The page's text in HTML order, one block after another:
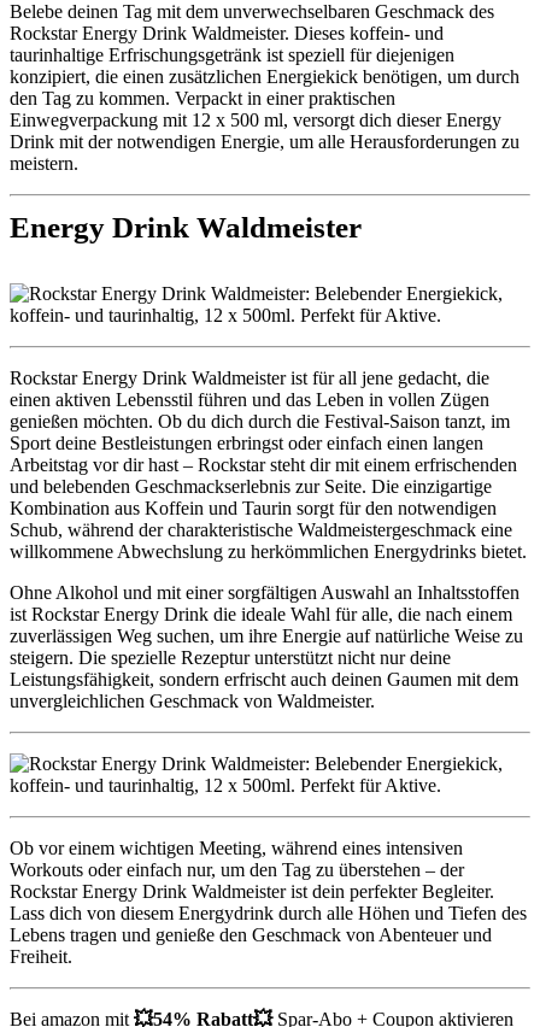
Belebe deinen Tag mit dem unverwechselbaren Geschmack des
Rockstar Energy Drink Waldmeister. Dieses koffein- und
taurinhaltige Erfrischungsgetränk ist speziell für diejenigen
konzipiert, die einen zusätzlichen Energiekick benötigen, um durch
den Tag zu kommen. Verpackt in einer praktischen
Einwegverpackung mit 12 x 500 ml, versorgt dich dieser Energy
Drink mit der notwendigen Energie, um alle Herausforderungen zu
meistern.
Energy Drink Waldmeister
Rockstar Energy Drink Waldmeister ist für all jene gedacht, die
einen aktiven Lebensstil führen und das Leben in vollen Zügen
genießen möchten. Ob du dich durch die Festival-Saison tanzt, im
Sport deine Bestleistungen erbringst oder einfach einen langen
Arbeitstag vor dir hast – Rockstar steht dir mit einem erfrischenden
und belebenden Geschmackserlebnis zur Seite. Die einzigartige
Kombination aus Koffein und Taurin sorgt für den notwendigen
Schub, während der charakteristische Waldmeistergeschmack eine
willkommene Abwechslung zu herkömmlichen Energydrinks bietet.
Ohne Alkohol und mit einer sorgfältigen Auswahl an Inhaltsstoffen
ist Rockstar Energy Drink die ideale Wahl für alle, die nach einem
zuverlässigen Weg suchen, um ihre Energie auf natürliche Weise zu
steigern. Die spezielle Rezeptur unterstützt nicht nur deine
Leistungsfähigkeit, sondern erfrischt auch deinen Gaumen mit dem
unvergleichlichen Geschmack von Waldmeister.
Ob vor einem wichtigen Meeting, während eines intensiven
Workouts oder einfach nur, um den Tag zu überstehen – der
Rockstar Energy Drink Waldmeister ist dein perfekter Begleiter.
Lass dich von diesem Energydrink durch alle Höhen und Tiefen des
Lebens tragen und genieße den Geschmack von Abenteuer und
Freiheit.
Bei amazon mit 💥54% Rabatt💥 Spar-Abo + Coupon aktivieren